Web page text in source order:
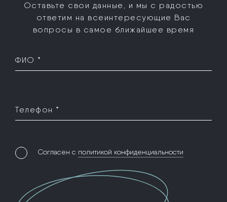
Оставьте свои данные, и мы с радостью
ответим на все интересующие Вас
вопросы в самое ближайшее время
ФИО *
Телефон *
Согласен с политикой конфиденциальности